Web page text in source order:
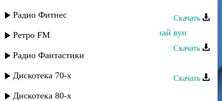
Радио Фитнес
Ретро FM
Радио Фантастики
Дискотека 70-х
Дискотека 80-х
Скачать
Тарлан Мамедов - Заз ахварай акунай вун
Скачать
Тарлан Мамедов - Куруш
Скачать
Тарлан Мамедов - Каина